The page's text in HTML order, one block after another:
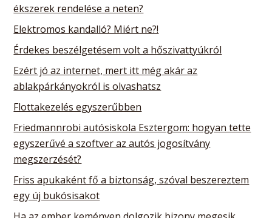
ékszerek rendelése a neten?
Elektromos kandalló? Miért ne?!
Érdekes beszélgetésem volt a hőszivattyúkról
Ezért jó az internet, mert itt még akár az
ablakpárkányokról is olvashatsz
Flottakezelés egyszerűbben
Friedmannrobi autósiskola Esztergom: hogyan tette
egyszerűvé a szoftver az autós jogosítvány
megszerzését?
Friss apukaként fő a biztonság, szóval beszereztem
egy új bukósisakot